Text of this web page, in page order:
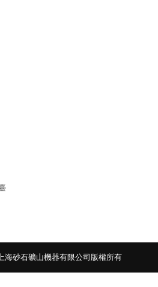
海砂石礦山機器有限公司版權所有